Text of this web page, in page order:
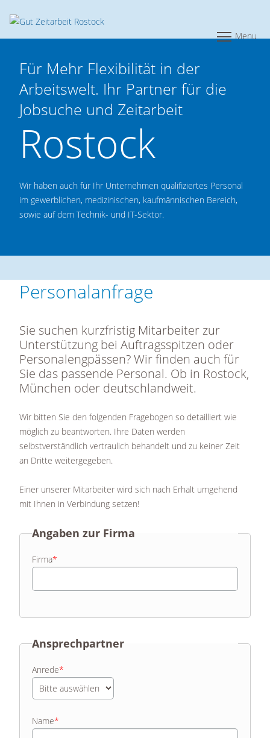
Menu
Für Mehr Flexibilität in der
Arbeitswelt. Ihr Partner für die
Jobsuche und Zeitarbeit
Rostock
Wir haben auch für Ihr Unternehmen qualifiziertes Personal
im gewerblichen, medizinischen, kaufmännischen Bereich,
sowie auf dem Technik- und IT-Sektor.
Personalanfrage
Sie suchen kurzfristig Mitarbeiter zur
Unterstützung bei Auftragsspitzen oder
Personalengpässen? Wir finden auch für
Sie das passende Personal. Ob in Rostock,
München oder deutschlandweit.
Wir bitten Sie den folgenden Fragebogen so detailliert wie
möglich zu beantworten. Ihre Daten werden
selbstverständlich vertraulich behandelt und zu keiner Zeit
an Dritte weitergegeben.
Einer unserer Mitarbeiter wird sich nach Erhalt umgehend
mit Ihnen in Verbindung setzen!
Angaben zur Firma
Firma*
Ansprechpartner
Anrede*
Name*